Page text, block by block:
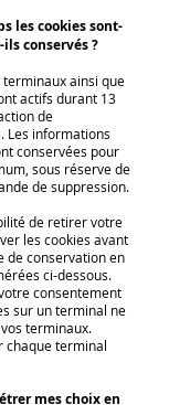
les cookies sont-
conservés ?
terminaux ainsi que
actifs durant 13
de
Les informations
conservées pour
sous réserve de
de suppression.
de retirer votre
les cookies avant
de conservation en
ci-dessous.
consentement
sur un terminal ne
terminaux.
chaque terminal
mes choix en